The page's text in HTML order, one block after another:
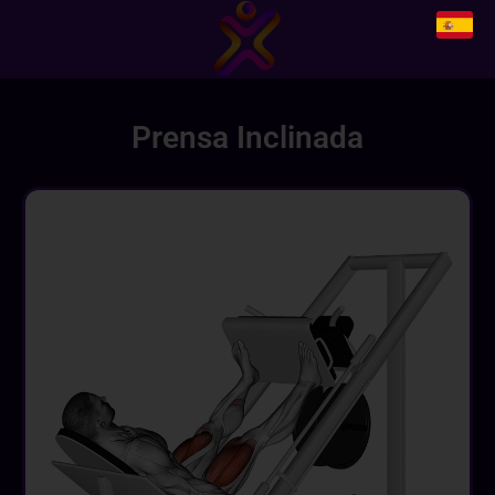
Prensa Inclinada